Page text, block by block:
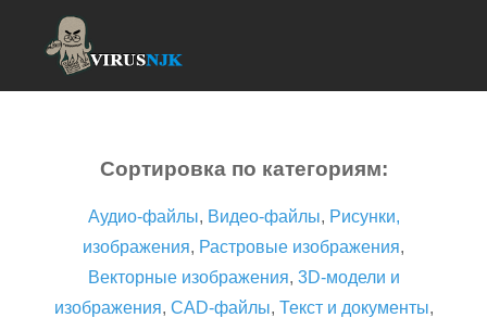
Сортировка по категориям:
Аудио-файлы, Видео-файлы, Рисунки,
изображения, Растровые изображения,
Векторные изображения, 3D-модели и
изображения, CAD-файлы, Текст и документы,